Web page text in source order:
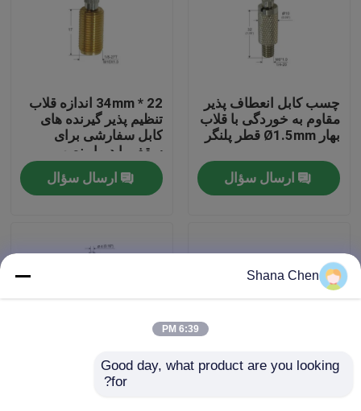
درباره ما
تور کارخانه
کنترل کیفیت
با ما تماس بگیرید
درخواست نقل قول
چسب کابل انعطاف پذیر
مقاوم به خوردگی با قلاب
بهار Ø1.5mm قطر پلنگر
ارسال سؤال
22 * 34mm اندازه قلاب
تنظیم پذیر گیرنده های
کابل سفارشی برای
سقف یا دیوار نصب
ارسال سؤال
اتصالات سیستم تعلیق
Shana Chen
6:39 PM
Good day, what product are you looking
for?